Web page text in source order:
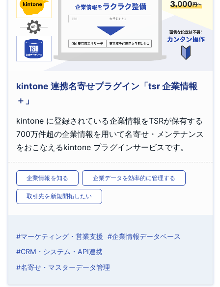
kintone 連携名寄せプラグイン「tsr 企業情報
＋」
kintone に登録されている企業情報をTSRが保有する
700万件超の企業情報を用いて名寄せ・メンテナンス
をおこなえるkintone プラグインサービスです。
企業情報を知る 企業データを効率的に管理する
取引先を新規開拓したい
#マーケティング・営業支援 #企業情報データベース
#CRM・システム・API連携
#名寄せ・マスターデータ管理